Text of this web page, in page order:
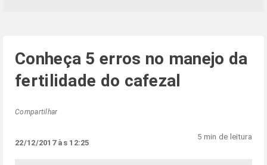
Conheça 5 erros no manejo da
fertilidade do cafezal
Compartilhar
22/12/2017 às 12:25
5 min de leitura